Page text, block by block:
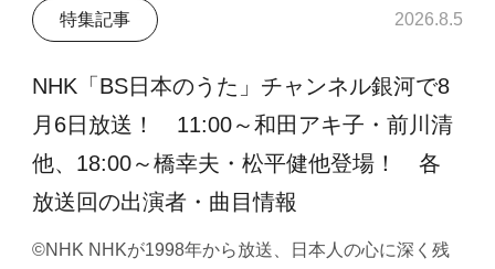
特集記事 2026.8.5
NHK「BS日本のうた」チャンネル銀河で8
月6日放送！ 11:00～和田アキ子・前川清
他、18:00～橋幸夫・松平健他登場！ 各
放送回の出演者・曲目情報
©NHK NHKが1998年から放送、日本人の心に深く残